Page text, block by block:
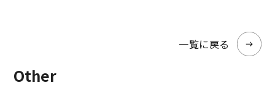
一覧に戻る
Other